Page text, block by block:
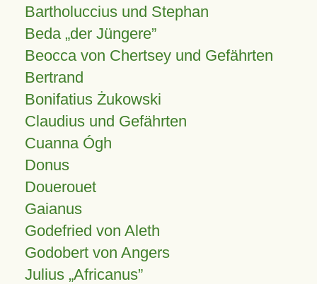
Bartholuccius und Stephan
Beda „der Jüngere”
Beocca von Chertsey und Gefährten
Bertrand
Bonifatius Żukowski
Claudius und Gefährten
Cuanna Ógh
Donus
Douerouet
Gaianus
Godefried von Aleth
Godobert von Angers
Julius Africanus